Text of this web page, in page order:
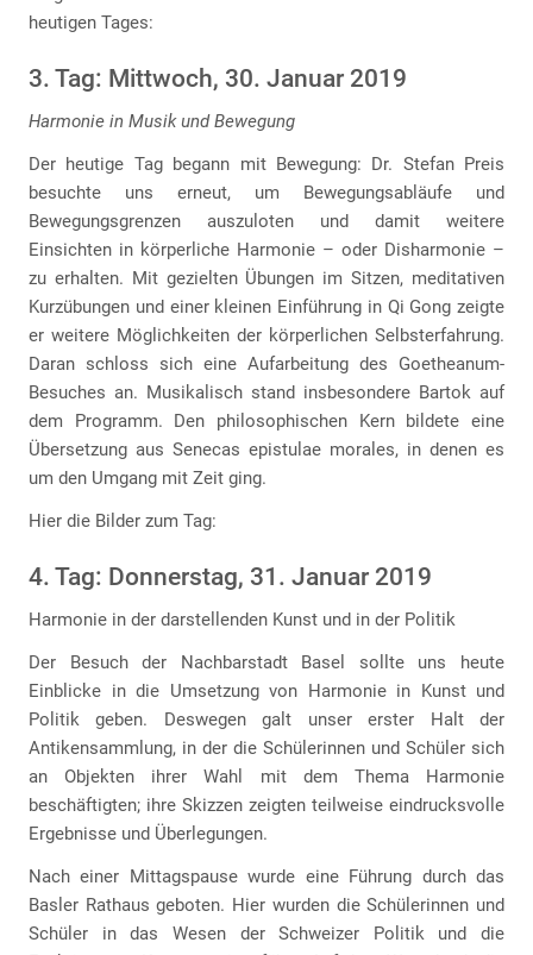
heutigen Tages:
3. Tag: Mittwoch, 30. Januar 2019
Harmonie in Musik und Bewegung
Der heutige Tag begann mit Bewegung: Dr. Stefan Preis
besuchte uns erneut, um Bewegungsabläufe und
Bewegungsgrenzen auszuloten und damit weitere
Einsichten in körperliche Harmonie – oder Disharmonie –
zu erhalten. Mit gezielten Übungen im Sitzen, meditativen
Kurzübungen und einer kleinen Einführung in Qi Gong zeigte
er weitere Möglichkeiten der körperlichen Selbsterfahrung.
Daran schloss sich eine Aufarbeitung des Goetheanum-
Besuches an. Musikalisch stand insbesondere Bartok auf
dem Programm. Den philosophischen Kern bildete eine
Übersetzung aus Senecas epistulae morales, in denen es
um den Umgang mit Zeit ging.
Hier die Bilder zum Tag:
4. Tag: Donnerstag, 31. Januar 2019
Harmonie in der darstellenden Kunst und in der Politik
Der Besuch der Nachbarstadt Basel sollte uns heute
Einblicke in die Umsetzung von Harmonie in Kunst und
Politik geben. Deswegen galt unser erster Halt der
Antikensammlung, in der die Schülerinnen und Schüler sich
an Objekten ihrer Wahl mit dem Thema Harmonie
beschäftigten; ihre Skizzen zeigten teilweise eindrucksvolle
Ergebnisse und Überlegungen.
Nach einer Mittagspause wurde eine Führung durch das
Basler Rathaus geboten. Hier wurden die Schülerinnen und
Schüler in das Wesen der Schweizer Politik und die